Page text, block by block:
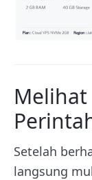
Setelah
langsung